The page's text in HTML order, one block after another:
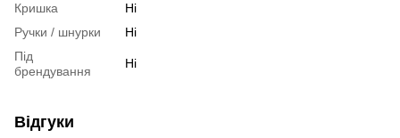
Кришка
Ні
Ручки / шнурки
Ні
Під
брендування
Ні
Відгуки